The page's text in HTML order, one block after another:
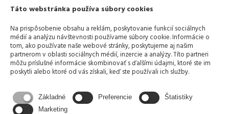
1 2 3 4 5 6 7 8 9 »
Táto webstránka používa súbory cookies
Na prispôsobenie obsahu a reklám, poskytovanie funkcií sociálnych
médií a analýzu návštevnosti používame súbory cookie. Informácie o
tom, ako používate naše webové stránky, poskytujeme aj našim
partnerom v oblasti sociálnych médií, inzercie a analýzy. Títo partneri
môžu príslušné informácie skombinovať s ďalšími údajmi, ktoré ste im
poskytli alebo ktoré od vás získali, keď ste používali ich služby.
Základné Preferencie
Štatistiky
Marketing